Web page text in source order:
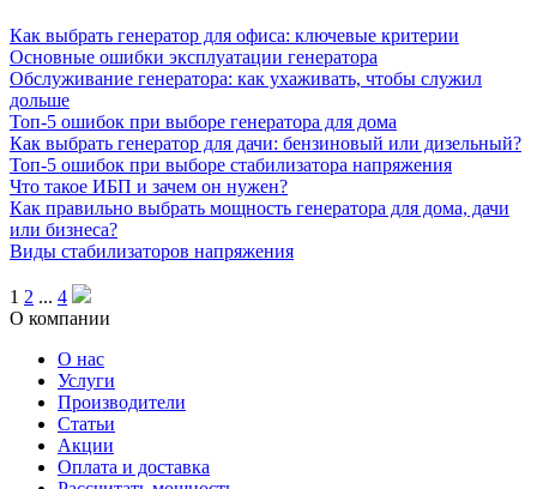
Как выбрать генератор для офиса: ключевые критерии
Основные ошибки эксплуатации генератора
Обслуживание генератора: как ухаживать, чтобы служил
дольше
Топ-5 ошибок при выборе генератора для дома
Как выбрать генератор для дачи: бензиновый или дизельный?
Топ-5 ошибок при выборе стабилизатора напряжения
Что такое ИБП и зачем он нужен?
Как правильно выбрать мощность генератора для дома, дачи
или бизнеса?
Виды стабилизаторов напряжения
1 2 ... 4
О компании
О нас
Услуги
Производители
Статьи
Акции
Оплата и доставка